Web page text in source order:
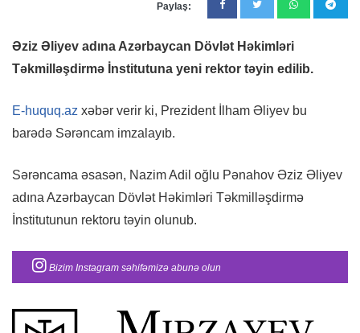
Paylaş:
Əziz Əliyev adına Azərbaycan Dövlət Həkimləri
Təkmilləşdirmə İnstitutuna yeni rektor təyin edilib.
E-huquq.az xəbər verir ki, Prezident İlham Əliyev bu
barədə Sərəncam imzalayıb.
Sərəncama əsasən, Nazim Adil oğlu Pənahov Əziz Əliyev
adına Azərbaycan Dövlət Həkimləri Təkmilləşdirmə
İnstitutunun rektoru təyin olunub.
Bizim Instagram səhifəmizə abunə olun